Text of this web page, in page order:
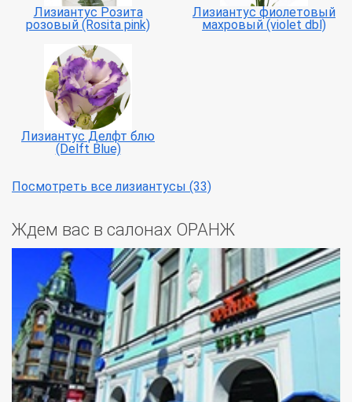
Лизиантус Розита
розовый (Rosita pink)
Лизиантус фиолетовый
махровый (violet dbl)
Лизиантус Делфт блю
(Delft Blue)
Посмотреть все лизиантусы (33)
Ждем вас в салонах ОРАНЖ